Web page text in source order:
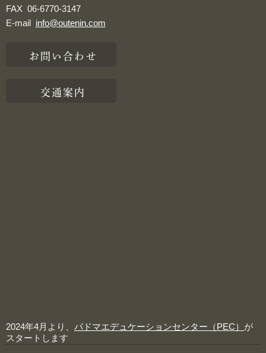
FAX 06-6770-3147
E-mail info@outenin.com
お問い合わせ
交通案内
2024年4月より、 パドマエデュケーションセンター（PEC） が
スタートします